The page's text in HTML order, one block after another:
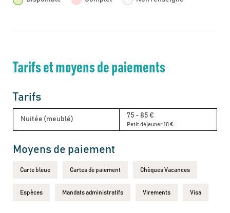
Tarifs et moyens de paiements
Tarifs
Nuitée (meublé) 75 - 85 €
Petit déjeuner 10 €
Moyens de paiement
Carte bleue Cartes de paiement Chèques Vacances
Espèces Mandats administratifs Virements Visa